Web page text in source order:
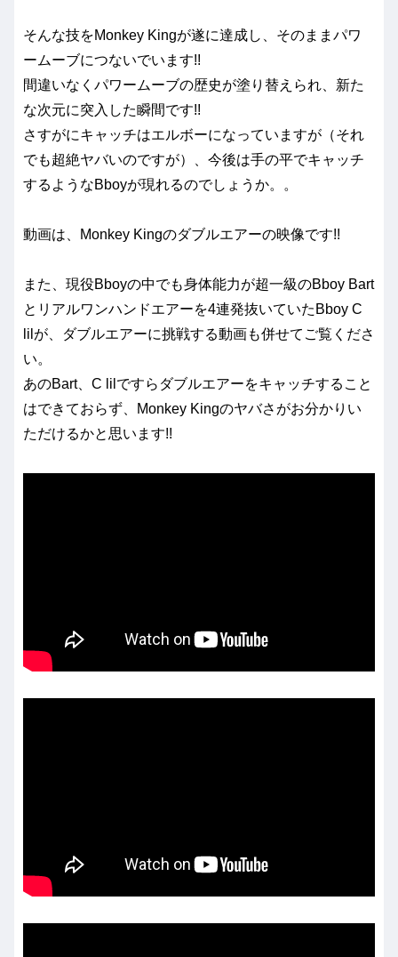
そんな技をMonkey Kingが遂に達成し、そのままパワ
ームーブにつないでいます!!
間違いなくパワームーブの歴史が塗り替えられ、新た
な次元に突入した瞬間です!!
さすがにキャッチはエルボーになっていますが（それ
でも超絶ヤバいのですが）、今後は手の平でキャッチ
するようなBboyが現れるのでしょうか。。
動画は、Monkey Kingのダブルエアーの映像です!!
また、現役Bboyの中でも身体能力が超一級のBboy Bart
とリアルワンハンドエアーを4連発抜いていたBboy C
lilが、ダブルエアーに挑戦する動画も併せてご覧くださ
い。
あのBart、C lilですらダブルエアーをキャッチすること
はできておらず、Monkey Kingのヤバさがお分かりい
ただけるかと思います!!